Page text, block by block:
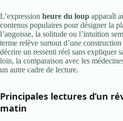
L’expression heure du loup apparaît
contenus populaires pour désigner la
l’angoisse, la solitude ou l’intuition
terme relève surtout d’une
décrire un ressenti réel sans expliquer
loin, la comparaison avec les
un autre cadre de lecture.
Principales lectures d’un
matin